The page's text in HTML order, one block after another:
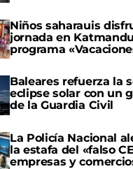
Niños saharauis
jornada en
programa
Baleares refuerza la
eclipse solar con un
de la Guardia Civil
La Policía Nacional
la estafa del «falso
empresas y